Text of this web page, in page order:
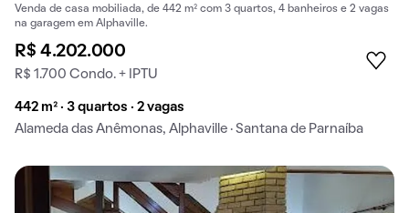
Venda de casa mobiliada, de 442 m² com 3 quartos, 4 banheiros e 2 vagas
na garagem em Alphaville.
R$ 4.202.000
R$ 1.700 Condo. + IPTU
442 m² · 3 quartos · 2 vagas
Alameda das Anêmonas, Alphaville · Santana de Parnaíba